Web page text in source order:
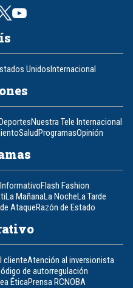
UnidosInternacional
Nuestra Tele Internacional
SaludProgramasOpinión
Flash Fashion
La MañanaLa NocheLa Tarde
AtaqueRazón de Estado
clienteAtención al inversionista
de autorregulación
ÉticaPrensa RCNOBA